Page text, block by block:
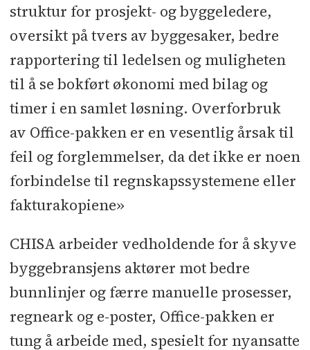
prosjektstyring og full kontroll over
økonomien i alle størrelser
prosjekter.
Selskapet ble etablert i 2017 av eier
John Theisen, som er en tidligere
entreprenør og dermed har
inngående kjennskap til
entreprenørenes utfordringer med å
levere prosjekter i riktig kvalitet, til
programvare er derfor dypt forankret
i entreprenørbransjen og utviklet av
eksperter innen både programvare og
entreprenørvirksomhet. Det er skapt
av fagfolk for fagfolk og bygger på en
struktur for prosjekt- og byggeledere,
oversikt på tvers av byggesaker, bedre
rapportering til ledelsen og muligheten
til å se bokført økonomi med bilag og
timer i en samlet løsning. Overforbruk
av Office-pakken er en vesentlig årsak til
feil og forglemmelser, da det ikke er noen
forbindelse til regnskapssystemene eller
fakturakopiene»
CHISA arbeider vedholdende for å skyve
byggebransjens aktører mot bedre
bunnlinjer og færre manuelle prosesser,
regneark og e-poster, Office-pakken er
tung å arbeide med, spesielt for nyansatte